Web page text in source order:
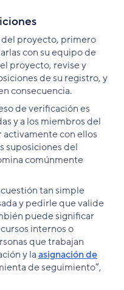
del proyecto, primero
con su equipo de
proyecto, revise y
de su registro, y
consecuencia.
de verificación es
y a los miembros del
con ellos
suposiciones del
comúnmente
tan simple
y pedirle que valide
puede significar
internos o
que trabajan
y laasignación de
de seguimiento”,